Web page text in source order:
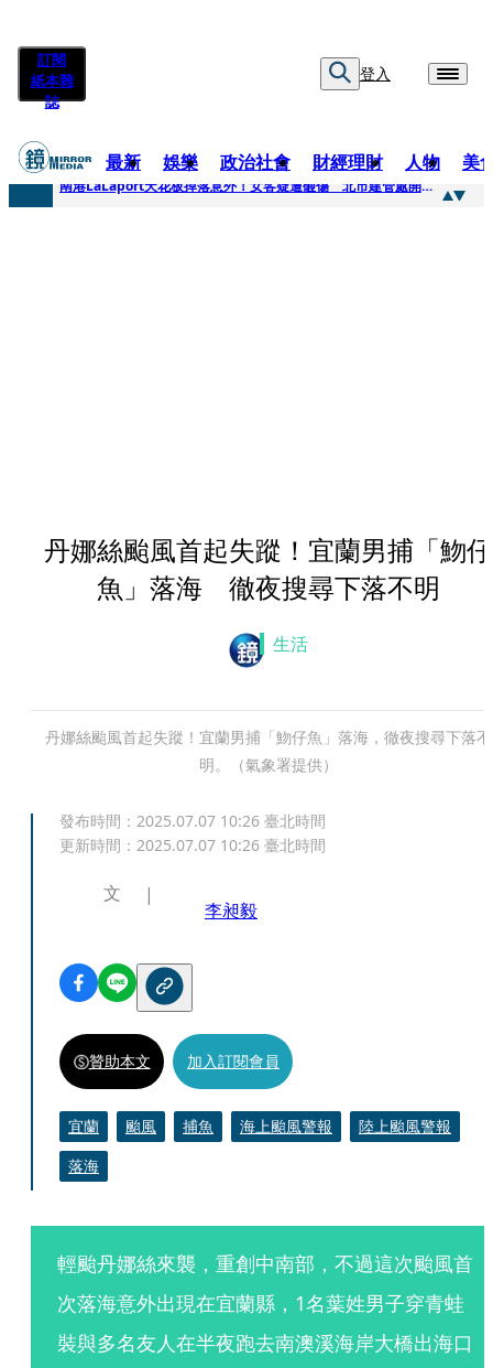
訂閱
紙本雜
誌
登入
最新 娛樂 政治社會 財經理財 人物 美
快訊
南港LaLaport天花板掉落意外！女客疑遭砸傷 北市建管處開罰30萬
丹娜絲颱風首起失蹤！宜蘭男捕「魩仔
魚」落海 徹夜搜尋下落不明
生活
丹娜絲颱風首起失蹤！宜蘭男捕「魩仔魚」落海，徹夜搜尋下落不
明。（氣象署提供）
發布時間： 2025.07.07 10:26 臺北時間
更新時間： 2025.07.07 10:26 臺北時間
文
李昶毅
贊助本文 加入訂閱會員
宜蘭 颱風 捕魚 海上颱風警報
陸上颱風警報
落海
輕颱丹娜絲來襲，重創中南部，不過這次颱風首
次落海意外出現在宜蘭縣，1名葉姓男子穿青蛙
裝與多名友人在半夜跑去南澳溪海岸大橋出海口